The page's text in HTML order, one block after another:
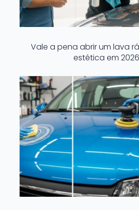
Vale a pena abrir um lava
estética em